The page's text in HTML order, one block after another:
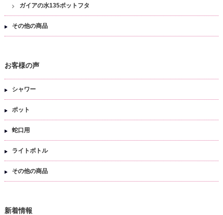
ガイアの水135ポットフタ
その他の商品
お客様の声
シャワー
ポット
蛇口用
ライトボトル
その他の商品
新着情報